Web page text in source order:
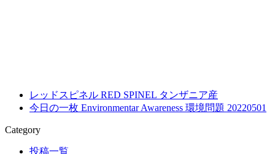
レッドスピネル RED SPINEL タンザニア産
今日の一枚 Environmentar Awareness 環境問題 20220501
Category
投稿一覧